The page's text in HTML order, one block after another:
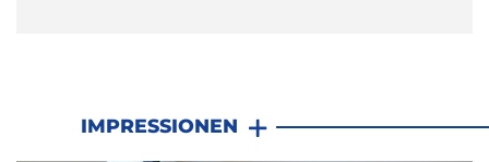
IMPRESSIONEN